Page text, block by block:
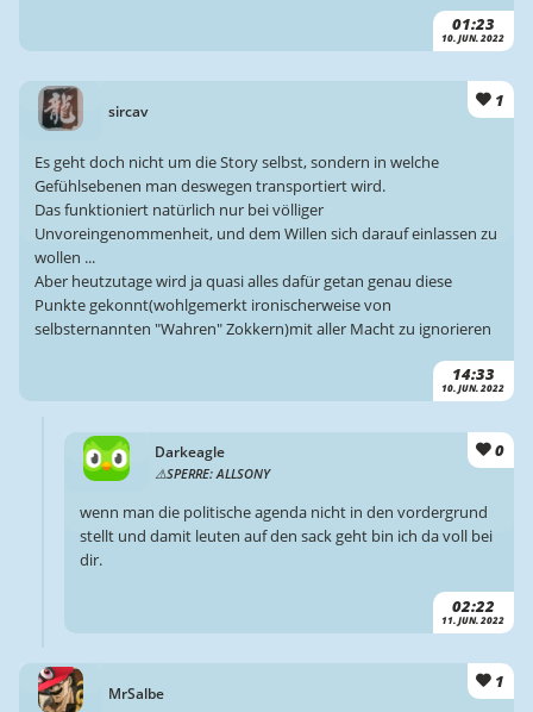
01:23
10. JUN. 2022
sircav
1
14:33
10. JUN. 2022
Es geht doch nicht um die Story selbst, sondern in welche
Gefühlsebenen man deswegen transportiert wird.
Das funktioniert natürlich nur bei völliger
Unvoreingenommenheit, und dem Willen sich darauf einlassen zu
wollen ...
Aber heutzutage wird ja quasi alles dafür getan genau diese
Punkte gekonnt(wohlgemerkt ironischerweise von
selbsternannten "Wahren" Zokkern)mit aller Macht zu ignorieren
Darkeagle
SPERRE: ALLSONY
0
02:22
11. JUN. 2022
wenn man die politische agenda nicht in den vordergrund
stellt und damit leuten auf den sack geht bin ich da voll bei
dir.
MrSalbe
1